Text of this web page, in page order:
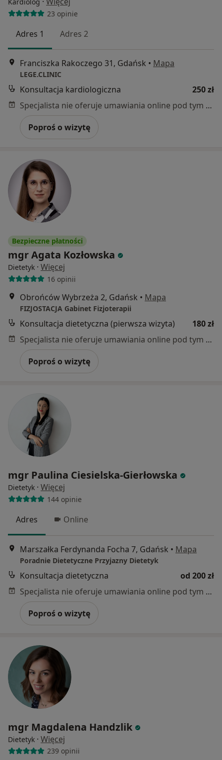
23 opinie
Adres 1 Adres 2
Franciszka Rakoczego 31, Gdańsk • Mapa
LEGE.CLINIC
Konsultacja kardiologiczna
250 zł
Specjalista nie oferuje umawiania online pod tym adresem.
Poproś o wizytę
Bezpieczne płatności
mgr Agata Kozłowska
Dietetyk · Więcej
16 opinii
Obrońców Wybrzeża 2, Gdańsk • Mapa
FIZJOSTACJA Gabinet Fizjoterapii
Konsultacja dietetyczna (pierwsza wizyta)
180 zł
Specjalista nie oferuje umawiania online pod tym adresem.
Poproś o wizytę
mgr Paulina Ciesielska-Gierłowska
Dietetyk · Więcej
144 opinie
Adres Online
Marszałka Ferdynanda Focha 7, Gdańsk • Mapa
Poradnie Dietetyczne Przyjazny Dietetyk
Konsultacja dietetyczna
od 200 zł
Specjalista nie oferuje umawiania online pod tym adresem.
Poproś o wizytę
mgr Magdalena Handzlik
Dietetyk · Więcej
239 opinii